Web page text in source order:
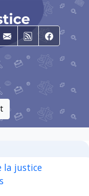
E-mailRSS
la justice